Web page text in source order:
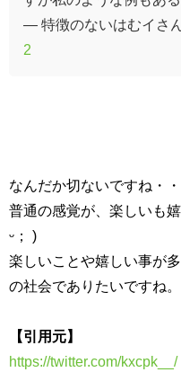
— 特徴のないはむイさ
2
なんだか切ないですね・・
普通の感覚が、楽しいも
ᵕ； )
楽しいことや嬉しい事が多
の社会でありたいですね。
【引用元】
https://twitter.com/kxcpk__/